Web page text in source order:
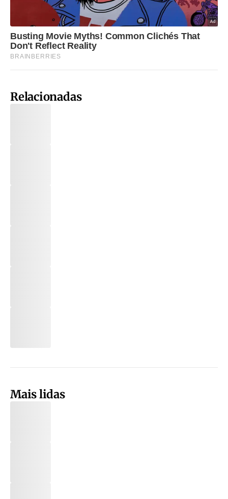
Relacionadas
Mais lidas